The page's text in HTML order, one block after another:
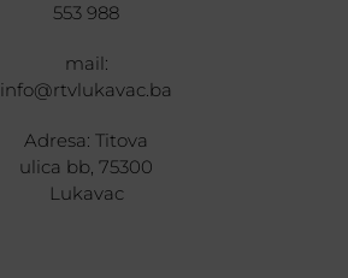
553 988
mail:
info@rtvlukavac.ba
Adresa: Titova
ulica bb, 75300
Lukavac